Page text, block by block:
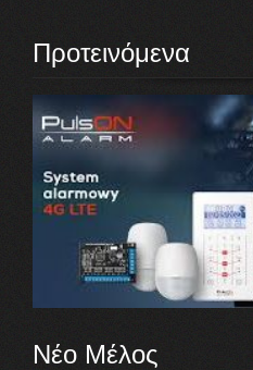
Προτεινόμενα
Νέο Μέλος